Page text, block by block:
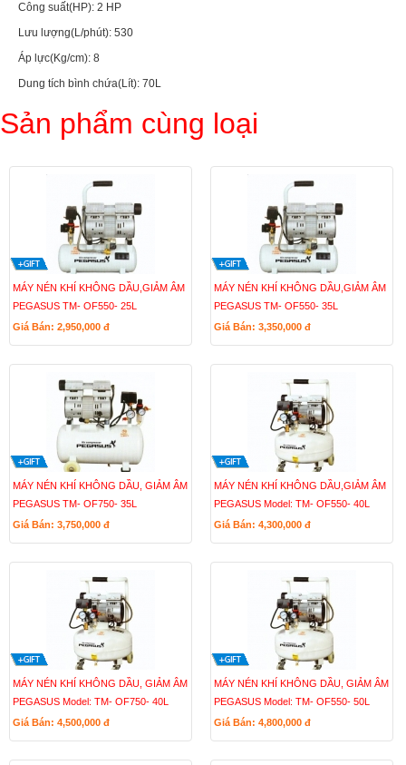
Công suất(HP): 2 HP
Lưu lượng(L/phút): 530
Áp lực(Kg/cm): 8
Dung tích bình chứa(Lít): 70L
Sản phẩm cùng loại
MÁY NÉN KHÍ KHÔNG DẦU,GIẢM ÂM
PEGASUS TM- OF550- 25L
Giá Bán: 2,950,000 đ
MÁY NÉN KHÍ KHÔNG DẦU,GIẢM ÂM
PEGASUS TM- OF550- 35L
Giá Bán: 3,350,000 đ
MÁY NÉN KHÍ KHÔNG DẦU, GIẢM ÂM
PEGASUS TM- OF750- 35L
Giá Bán: 3,750,000 đ
MÁY NÉN KHÍ KHÔNG DẦU,GIẢM ÂM
PEGASUS Model: TM- OF550- 40L
Giá Bán: 4,300,000 đ
MÁY NÉN KHÍ KHÔNG DẦU, GIẢM ÂM
PEGASUS Model: TM- OF750- 40L
Giá Bán: 4,500,000 đ
MÁY NÉN KHÍ KHÔNG DẦU, GIẢM ÂM
PEGASUS Model: TM- OF550- 50L
Giá Bán: 4,800,000 đ